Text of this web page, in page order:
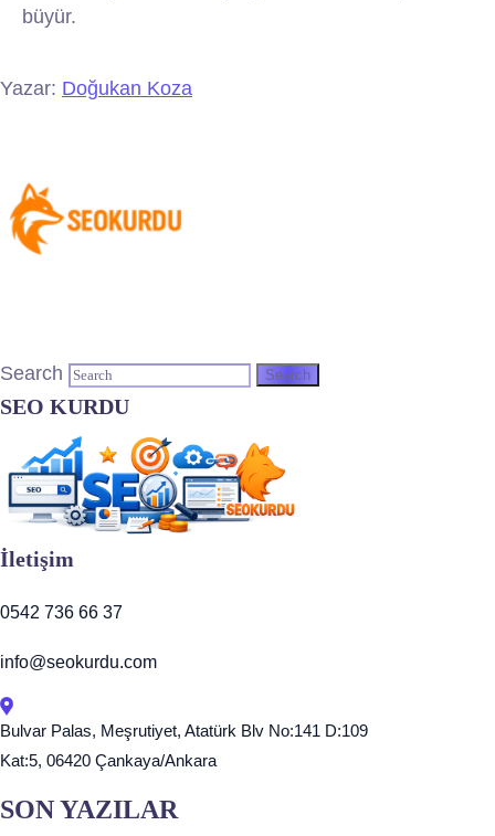
büyür.
Yazar: Doğukan Koza
Search
SEO KURDU
İletişim
0542 736 66 37
info@seokurdu.com
Bulvar Palas, Meşrutiyet, Atatürk Blv No:141 D:109
Kat:5, 06420 Çankaya/Ankara
SON YAZILAR